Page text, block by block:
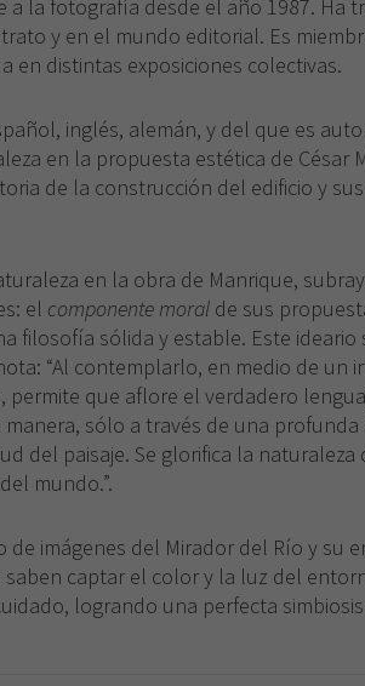
a la fotografía desde el año 1987. Ha
y en el mundo editorial. Es
en distintas exposiciones colectivas.
inglés, alemán, y del que es
en la propuesta estética de César
de la construcción del edificio y
en la obra de Manrique,
el componente moral de sus
filosofía sólida y estable. Este ideario
“Al contemplarlo, en medio de un
que aflore el verdadero
sólo a través de una
del paisaje. Se glorifica la
mundo.”.
imágenes del Mirador del Río y su
captar el color y la luz del
logrando una perfecta
Estas
cookies no
son
opcionales.